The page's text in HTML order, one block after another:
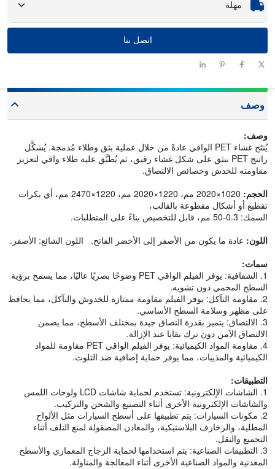
الحصول على المنتجات التي تحتاجها بسرعة وكفاءة.
مهلة
(أيام)
عليه
اتصل بنا
وصف
وصف:
يُنتَج غشاء PET الواقي عادةً من خلال عملية بثق وطلاء مُدمجة. يُشكَّل
راتنج PET ببثق على شكل غشاء رقيق، ثم يُطبَّق عليه طلاء واقي لتعزيز
مقاومته للخدش وخصائص الالتصاق.
الحجم:
1020×2020 مم، 1220×2020 مم، 1220×2470 مم، أي بكرات
تقطيع أو أشكال مقطوعة بالقالب،
السمك: 0.3-50 مم، قابل للتخصيص بناءً على المتطلبات.
اللون: عادة ما يكون من الأصفر إلى الأخضر الفاتح. اللون الشائع: الأصفر.
سمات:
1. الشفافية: يوفر الفيلم الواقي PET وضوحًا بصريًا عاليًا، مما يسمح برؤية
السطح المحمي دون تشويه.
2. مقاومة التآكل: يوفر الفيلم مقاومة ممتازة للخدوش والتآكل، مما يحافظ
على مظهر وسلامة السطح الأساسي.
3. الالتصاق: يتميز بقدرة التصاق جيدة بمختلف الأسطح، مما يضمن
الالتصاق الآمن دون ترك بقايا عند الإزالة.
4. مقاومة المواد الكيميائية: يوفر الفيلم الواقي PET مقاومة للمواد
الكيميائية والمذيبات، مما يوفر حماية إضافية ضد التلوث.
التطبيقات:
1. الشاشات الإلكترونية: تستخدم لحماية شاشات LCD ولوحات اللمس
والشاشات الإلكترونية الأخرى أثناء التصنيع والشحن والتركيب.
2. مكونات السيارات: يتم تطبيقها على أسطح السيارات مثل الألواح
المطلية، والزخارف البلاستيكية، والمعادن المصقولة لمنع التلف أثناء
التجميع والنقل.
3. التطبيقات الصناعية: يتم استخدامها لحماية الزجاج المعماري والأسطح
المعدنية والمواد الصناعية الأخرى أثناء المعالجة والمناولة.